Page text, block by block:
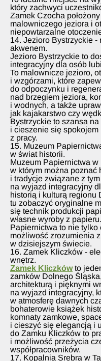
który zachwyci
Zamek Czocha
malowniczego jeziora i
niepowtarzalne
14. Jezioro Bystrzyckie
akwenem.
Jezioro Bystrzyckie to
integracyjny dla osób
To malownicze jezioro,
i wzgórzami, które
do odpoczynku i
nad brzegiem jeziora,
i wodnych, a także
jak kajakarstwo czy
Bystrzyckie to szansa
i cieszenie się
z pracy.
15. Muzeum
w świat historii.
Muzeum Papiernictwa
w którym można poznać
i tradycje związane z
na wyjazd integracyjny
historią i kulturą regionu
tu zobaczyć oryginalne
się technik produkcji
własne wyroby z
Papiernictwa to nie
możliwość zrozumienia
w dzisiejszym świecie.
16. Zamek Kliczków -
wnętrz.
Zamek Kliczkówto
zamków Dolnego
architekturą i pięknymi
na wyjazd integracyjny,
w atmosferę dawnych
bohaterowie książek
komnaty zamkowe,
i cieszyć się elegancją i
do Zamku Kliczków to
i możliwość przeżycia
współpracowników.
17. Kopalnia Srebra w